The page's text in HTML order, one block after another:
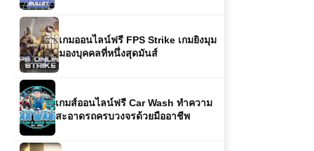
เกมส์ออนไลน์ฟรี Car Wash ทำความ
สะอาดรถครบวงจรด้วยมืออาชีพ